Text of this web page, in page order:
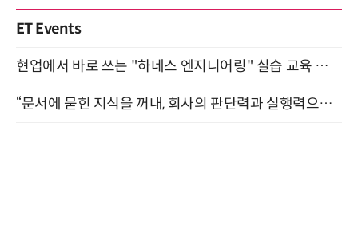
ET Events
현업에서 바로 쓰는 "하네스 엔지니어링" 실습 교육 워크숍 8월 20일 개최
“문서에 묻힌 지식을 꺼내, 회사의 판단력과 실행력으로 바꾸다” (8/20)